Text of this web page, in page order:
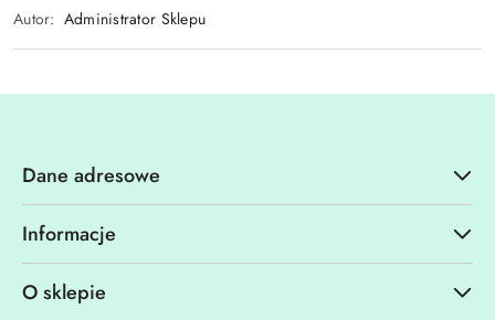
Autor: Administrator Sklepu
Dane adresowe
Informacje
O sklepie